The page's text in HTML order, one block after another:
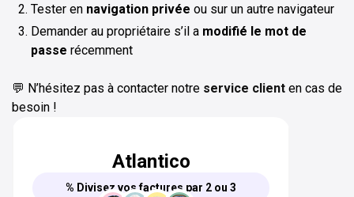
Tester en navigation privée ou sur un autre navigateur
Demander au propriétaire s’il a modifié le mot de
passe récemment
💬 N’hésitez pas à contacter notre service client en cas de
besoin !
Atlantico
% Divisez vos factures par 2 ou 3